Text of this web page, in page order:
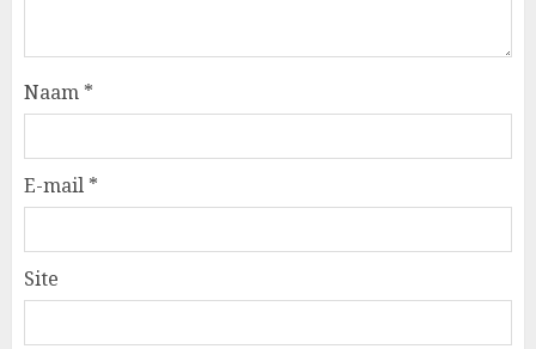
Naam *
E-mail *
Site